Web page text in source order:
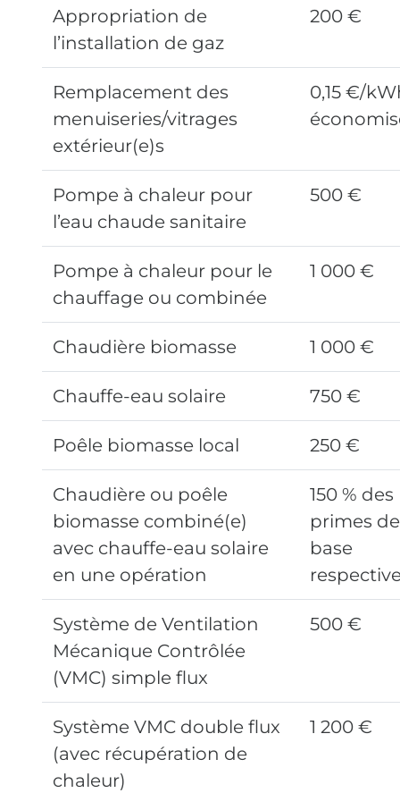
Appropriation de
l’installation de gaz
200 €
Remplacement des
menuiseries/vitrages
extérieur(e)s
0,15 €/
Pompe à chaleur pour
l’eau chaude sanitaire
500 €
Pompe à chaleur pour le
chauffage ou combinée
1 000 €
Chaudière biomasse 1 000 €
Chauffe-eau solaire 750 €
Poêle biomasse local 250 €
Chaudière ou poêle
biomasse combiné(e)
avec chauffe-eau solaire
en une opération
150 % des
primes de
base
Système de Ventilation
Mécanique Contrôlée
(VMC) simple flux
500 €
Système VMC double flux
(avec récupération de
chaleur)
1 200 €